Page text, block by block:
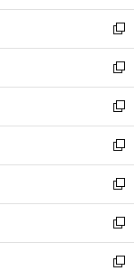
開
く
ウ
で
開
く
ン
ド
ウ
で
開
く
ウ
ィ
ン
ド
ウ
で
開
く
新
し
い
ウ
ィ
ン
ド
ウ
で
開
く
新
し
い
ウ
ィ
ン
ド
ウ
で
開
く
新
し
い
ウ
ィ
ン
ド
ウ
で
新
し
い
ウ
ィ
ン
ド
新
し
い
ウ
ィ
新
し
い
新